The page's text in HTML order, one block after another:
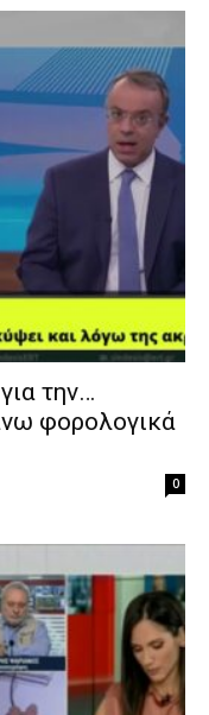
την…
φορολογικά
0